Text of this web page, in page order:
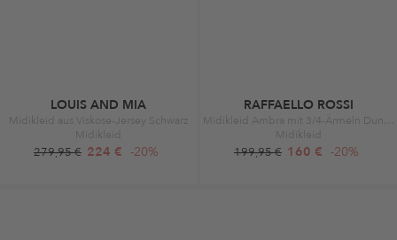
LOUIS AND MIA
Midikleid aus Viskose-Jersey Schwarz
Midikleid
279,95 € 224 € -20%
RAFFAELLO ROSSI
Midikleid
199,95 € 160 € -20%